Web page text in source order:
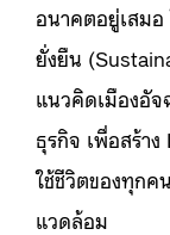
อนาคตอยู่เสม
ยั่งยืน
แนวคิดเมืองอัจ
ธุรกิจ เพื่อสร้า
ใช้ชีวิตของทุก
แวดล้อม